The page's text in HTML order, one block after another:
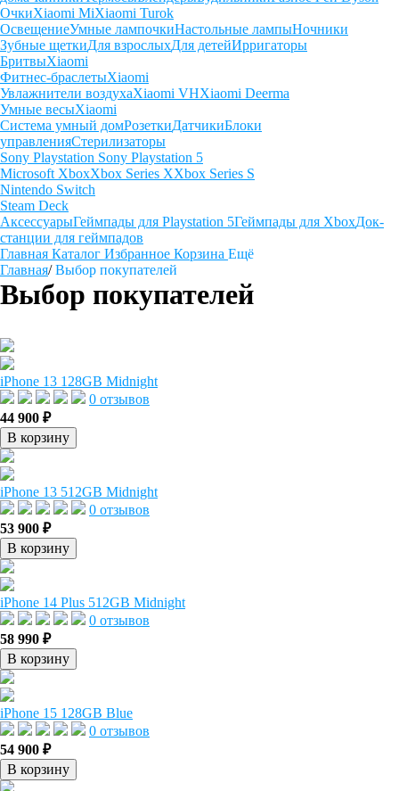
ОчкиXiaomi MiXiaomi Turok
ОсвещениеУмные лампочкиНастольные лампыНочники
Зубные щеткиДля взрослыхДля детейИрригаторы
БритвыXiaomi
Фитнес-браслетыXiaomi
Увлажнители воздухаXiaomi VHXiaomi Deerma
Умные весыXiaomi
Система умный домРозеткиДатчикиБлоки
управленияСтерилизаторы
Sony Playstation Sony Playstation 5
Microsoft XboxXbox Series XXbox Series S
Nintendo Switch
Steam Deck
АксессуарыГеймпады для Playstation 5Геймпады для XboxДок-
станции для геймпадов
Главная Каталог Избранное Корзина Ещё
Главная/ Выбор покупателей
Выбор покупателей
iPhone 13 128GB Midnight
0 отзывов
44 900 ₽
В корзину
iPhone 13 512GB Midnight
0 отзывов
53 900 ₽
В корзину
iPhone 14 Plus 512GB Midnight
0 отзывов
58 990 ₽
В корзину
iPhone 15 128GB Blue
0 отзывов
54 900 ₽
В корзину